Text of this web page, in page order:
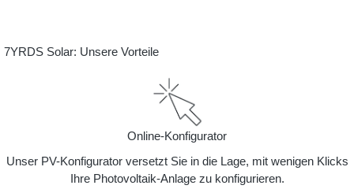
7YRDS Solar: Unsere Vorteile
Online-Konfigurator
Unser PV-Konfigurator versetzt Sie in die Lage, mit wenigen Klicks
Ihre Photovoltaik-Anlage zu konfigurieren.